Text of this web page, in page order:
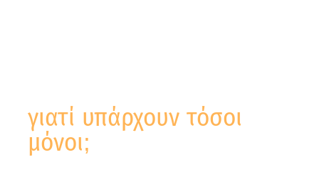
γιατί υπάρχουν τόσοι
μόνοι;